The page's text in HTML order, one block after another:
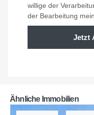
willige der
der Bearbeitung
Jetzt
Ähnliche Immobilien